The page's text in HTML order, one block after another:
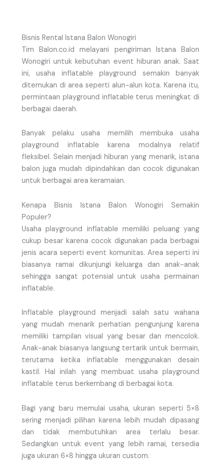
Bisnis Rental Istana Balon Wonogiri
Tim Balon.co.id melayani pengiriman Istana Balon
Wonogiri untuk kebutuhan event hiburan anak. Saat
ini, usaha inflatable playground semakin banyak
ditemukan di area seperti alun-alun kota. Karena itu,
permintaan playground inflatable terus meningkat di
berbagai daerah.
Banyak pelaku usaha memilih membuka usaha
playground inflatable karena modalnya relatif
fleksibel. Selain menjadi hiburan yang menarik, istana
balon juga mudah dipindahkan dan cocok digunakan
untuk berbagai area keramaian.
Kenapa Bisnis Istana Balon Wonogiri Semakin
Populer?
Usaha playground inflatable memiliki peluang yang
cukup besar karena cocok digunakan pada berbagai
jenis acara seperti event komunitas. Area seperti ini
biasanya ramai dikunjungi keluarga dan anak-anak
sehingga sangat potensial untuk usaha permainan
inflatable.
Inflatable playground menjadi salah satu wahana
yang mudah menarik perhatian pengunjung karena
memiliki tampilan visual yang besar dan mencolok.
Anak-anak biasanya langsung tertarik untuk bermain,
terutama ketika inflatable menggunakan desain
kastil. Hal inilah yang membuat usaha playground
inflatable terus berkembang di berbagai kota.
Bagi yang baru memulai usaha, ukuran seperti 5×8
sering menjadi pilihan karena lebih mudah dipasang
dan tidak membutuhkan area terlalu besar.
Sedangkan untuk event yang lebih ramai, tersedia
juga ukuran 6×8 hingga ukuran custom.